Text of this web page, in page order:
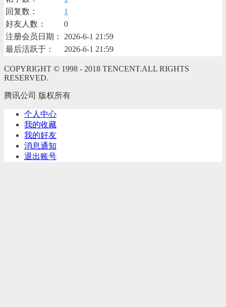
回复数：
1
好友人数：
0
注册会员日期：
2026-6-1 21:59
最后活跃于：
2026-6-1 21:59
COPYRIGHT © 1998 - 2018 TENCENT.ALL RIGHTS
RESERVED.
腾讯公司 版权所有
个人中心
我的收藏
我的好友
消息通知
退出账号